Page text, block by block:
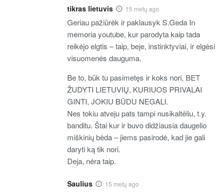
tikras lietuvis 15 metų ago
Geriau pažiūrėk ir paklausyk S.Geda In
memoria youtube, kur parodyta kaip tada
reikėjo elgtis – taip, beje, instinktyviai, ir elgėsi
visuomenės dauguma.
Be to, būk tu pasimetęs ir koks nori, BET
ŽUDYTI LIETUVIŲ, KURIUOS PRIVALAI
GINTI, JOKIU BŪDU NEGALI.
Nes tokiu atveju pats tampi nusikaltėliu, t.y.
banditu. Štai kur ir buvo didžiausia daugelio
miškinių bėda – jiems pasirodė, kad jie gali
daryti ką tik nori.
Deja, nėra taip.
Saulius 15 metų ago